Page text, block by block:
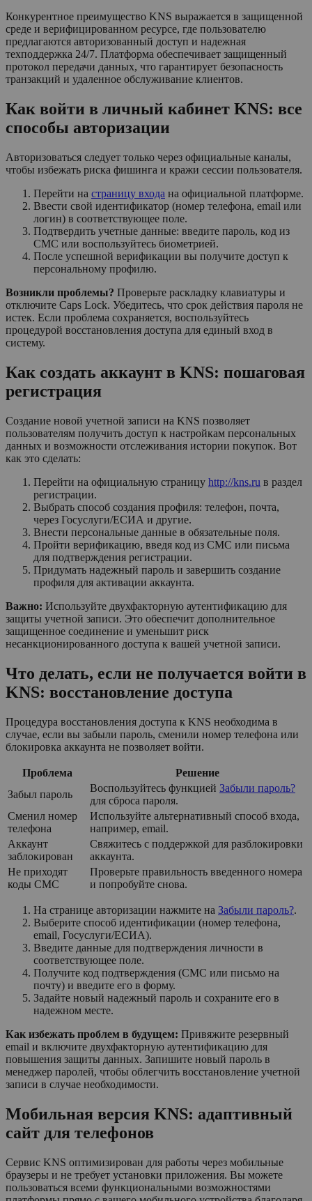
Конкурентное преимущество KNS выражается в защищенной
среде и верифицированном ресурсе, где пользователю
предлагаются авторизованный доступ и надежная
техподдержка 24/7. Платформа обеспечивает защищенный
протокол передачи данных, что гарантирует безопасность
транзакций и удаленное обслуживание клиентов.
Как войти в личный кабинет KNS: все
способы авторизации
Авторизоваться следует только через официальные каналы,
чтобы избежать риска фишинга и кражи сессии пользователя.
Перейти на страницу входа на официальной платформе.
Ввести свой идентификатор (номер телефона, email или
логин) в соответствующее поле.
Подтвердить учетные данные: введите пароль, код из
СМС или воспользуйтесь биометрией.
После успешной верификации вы получите доступ к
персональному профилю.
Возникли проблемы? Проверьте раскладку клавиатуры и
отключите Caps Lock. Убедитесь, что срок действия пароля не
истек. Если проблема сохраняется, воспользуйтесь
процедурой восстановления доступа для единый вход в
систему.
Как создать аккаунт в KNS: пошаговая
регистрация
Создание новой учетной записи на KNS позволяет
пользователям получить доступ к настройкам персональных
данных и возможности отслеживания истории покупок. Вот
как это сделать:
Перейти на официальную страницу http://kns.ru в раздел
регистрации.
Выбрать способ создания профиля: телефон, почта,
через Госуслуги/ЕСИА и другие.
Внести персональные данные в обязательные поля.
Пройти верификацию, введя код из СМС или письма
для подтверждения регистрации.
Придумать надежный пароль и завершить создание
профиля для активации аккаунта.
Важно: Используйте двухфакторную аутентификацию для
защиты учетной записи. Это обеспечит дополнительное
защищенное соединение и уменьшит риск
несанкционированного доступа к вашей учетной записи.
Что делать, если не получается войти в
KNS: восстановление доступа
Процедура восстановления доступа к KNS необходима в
случае, если вы забыли пароль, сменили номер телефона или
блокировка аккаунта не позволяет войти.
Проблема
Решение
Забыл пароль
Воспользуйтесь функцией Забыли пароль?
для сброса пароля.
Сменил номер
телефона
Используйте альтернативный способ входа,
например, email.
Аккаунт
заблокирован
Свяжитесь с поддержкой для разблокировки
аккаунта.
Не приходят
коды СМС
Проверьте правильность введенного номера
и попробуйте снова.
На странице авторизации нажмите на Забыли пароль?.
Выберите способ идентификации (номер телефона,
email, Госуслуги/ЕСИА).
Введите данные для подтверждения личности в
соответствующее поле.
Получите код подтверждения (СМС или письмо на
почту) и введите его в форму.
Задайте новый надежный пароль и сохраните его в
надежном месте.
Как избежать проблем в будущем: Привяжите резервный
email и включите двухфакторную аутентификацию для
повышения защиты данных. Запишите новый пароль в
менеджер паролей, чтобы облегчить восстановление учетной
записи в случае необходимости.
Мобильная версия KNS: адаптивный
сайт для телефонов
Сервис KNS оптимизирован для работы через мобильные
браузеры и не требует установки приложения. Вы можете
пользоваться всеми функциональными возможностями